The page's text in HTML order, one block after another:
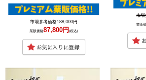
市場参考価格188,000円
業販価格87,800円(税込)
市場
業販